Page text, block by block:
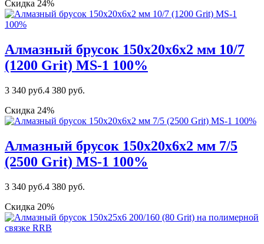
Скидка 24%
Алмазный брусок 150х20х6х2 мм 10/7
(1200 Grit) MS-1 100%
3 340 руб.4 380 руб.
Скидка 24%
Алмазный брусок 150х20х6х2 мм 7/5
(2500 Grit) МS-1 100%
3 340 руб.4 380 руб.
Скидка 20%